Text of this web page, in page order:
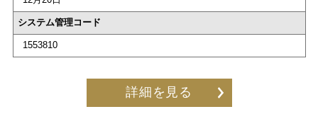
システム管理コード
1553810
詳細を見る